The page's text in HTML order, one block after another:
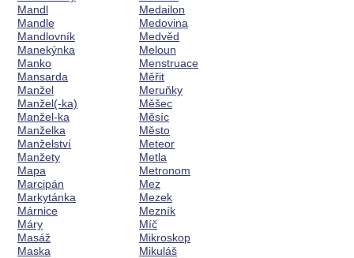
Mandl
Mandle
Mandlovník
Manekýnka
Manko
Mansarda
Manžel
Manžel(-ka)
Manžel-ka
Manželka
Manželství
Manžety
Mapa
Marcipán
Markytánka
Márnice
Máry
Masáž
Maska
Medailon
Medovina
Medvěd
Meloun
Menstruace
Měřit
Meruňky
Měšec
Měsíc
Město
Meteor
Metla
Metronom
Mez
Mezek
Mezník
Míč
Mikroskop
Mikuláš